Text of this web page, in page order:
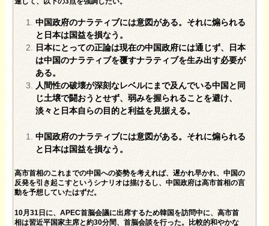
中国政府のナラティブには意図がある。それに煽られる
と日本は国益を損なう。
日本にとっての正論は現在の中国政府には通じず、日本
は中国のナラティブを覆すナラティブを生み出す必要が
ある。
人間性の破壊が深刻なレベルにまで及んでいる中国と同
じ土壌で闘おうとせず、弱みを握られることを避け、
淡々と日本自らの目的と利益を見据える。
中国政府のナラティブには意図がある。それに煽られる
と日本は国益を損なう。
高市首相のこれまでの中国への姿勢を考えれば、遅かれ早かれ、中国の
反発を引き起こすというシナリオは描けるし、中国政府は高市首相の言
動を予想していたはずだ。
10月31日に、APEC首脳会議に出席するため韓国を訪問中に、高市首
相は習近平国家主席と約30分間、首脳会談を行った。比較的和やかな